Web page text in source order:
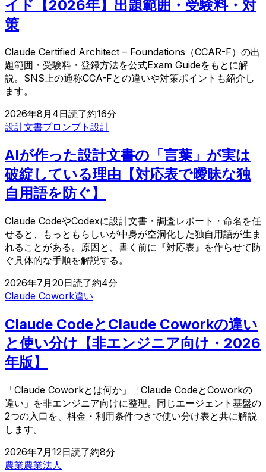
イド【2026年】出題範囲・受験料・対
策
Claude Certified Architect – Foundations（CCAR-F）の出
題範囲・受験料・登録方法を公式Exam Guideをもとに解
説。SNS上の通称CCA-Fとの違いや対策ポイントも紹介し
ます。
2026年8月4日読了約16分
設計文書プロンプト設計
AIが作った設計文書の「言葉」が実は
破綻している理由【対応表で曖昧な独
自用語を防ぐ】
Claude CodeやCodexに設計文書・調査レポート・命名を任
せると、もっともらしいが中身が空洞化した独自用語が生ま
れることがある。原因と、書く前に『対応表』を作らせて防
ぐ具体的な手順を解説する。
2026年7月20日読了約4分
Claude Cowork違い
Claude CodeとClaude Coworkの違い
と使い分け【非エンジニア向け・2026
年版】
「Claude Coworkとは何か」「Claude CodeとCoworkの
違い」を非エンジニア向けに整理。同じエージェント基盤の
2つの入口を、料金・利用条件つきで使い分け表と共に解説
します。
2026年7月12日読了約8分
農業農業法人